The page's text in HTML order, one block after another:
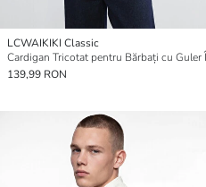
LCWAIKIKI Classic
139,99 RON